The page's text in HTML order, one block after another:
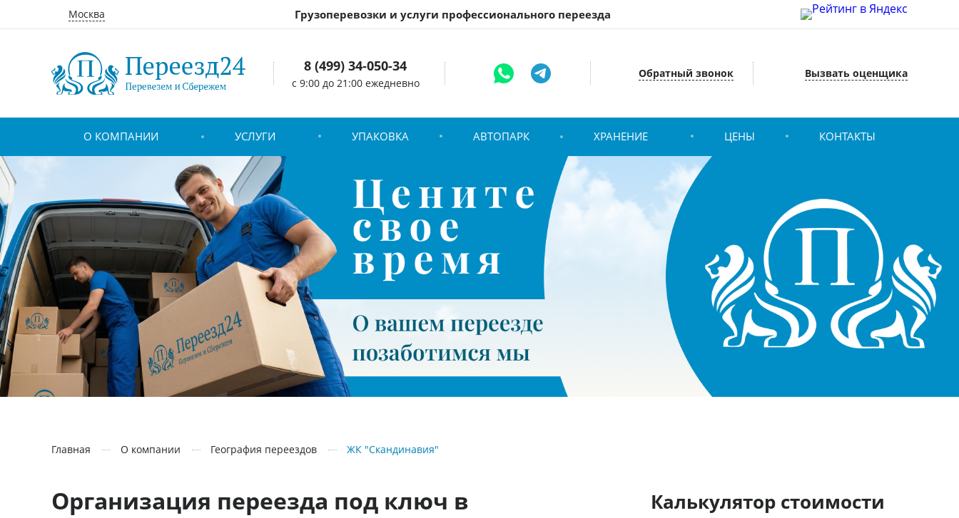
Москва Грузоперевозки и услуги профессионального переезда
8 (499) 34-050-34
c 9:00 до 21:00 ежедневно
Обратный звонок Вызвать оценщика
О КОМПАНИИ УСЛУГИ УПАКОВКА АВТОПАРК ХРАНЕНИЕ ЦЕНЫ КОНТАКТЫ
Главная О компании География переездов ЖК "Скандинавия"
Организация переезда под ключ в
Калькулятор стоимости